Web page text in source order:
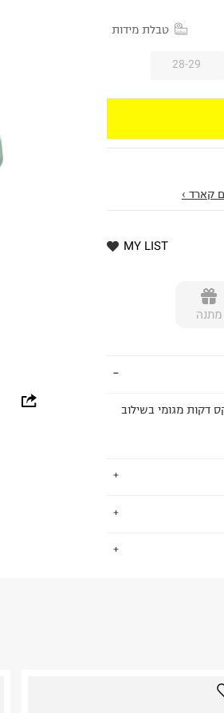
טבלת מידות
28-29
קארד ›
MY LIST
מתנה
דקות מגומי בשילוב
על גבי החבילה